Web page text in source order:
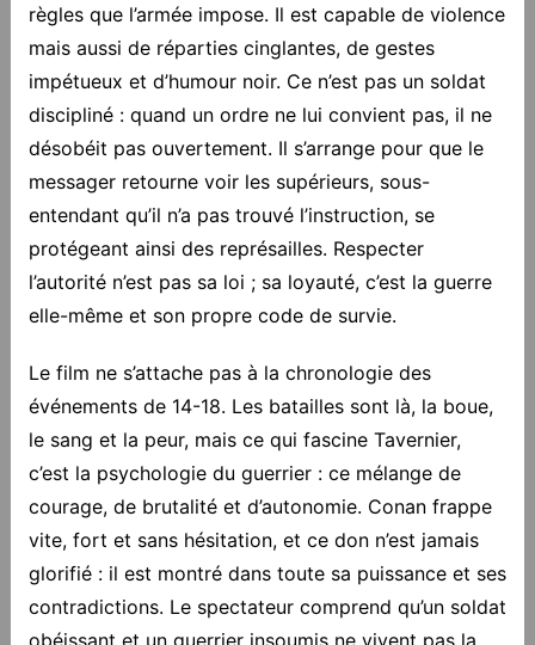
règles que l’armée impose. Il est capable de violence
mais aussi de réparties cinglantes, de gestes
impétueux et d’humour noir. Ce n’est pas un soldat
discipliné : quand un ordre ne lui convient pas, il ne
désobéit pas ouvertement. Il s’arrange pour que le
messager retourne voir les supérieurs, sous-
entendant qu’il n’a pas trouvé l’instruction, se
protégeant ainsi des représailles. Respecter
l’autorité n’est pas sa loi ; sa loyauté, c’est la guerre
elle-même et son propre code de survie.
Le film ne s’attache pas à la chronologie des
événements de 14-18. Les batailles sont là, la boue,
le sang et la peur, mais ce qui fascine Tavernier,
c’est la psychologie du guerrier : ce mélange de
courage, de brutalité et d’autonomie. Conan frappe
vite, fort et sans hésitation, et ce don n’est jamais
glorifié : il est montré dans toute sa puissance et ses
contradictions. Le spectateur comprend qu’un soldat
obéissant et un guerrier insoumis ne vivent pas la